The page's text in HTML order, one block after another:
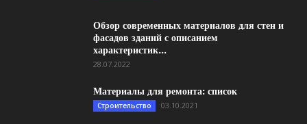
Обзор современных материалов для стен и
фасадов зданий с описанием
характеристик...
28.07.2022
Материалы для ремонта: список
Строительство 03.10.2021